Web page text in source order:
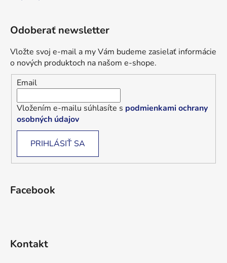
Odoberať newsletter
Vložte svoj e-mail a my Vám budeme zasielať informácie
o nových produktoch na našom e-shope.
Email
Vložením e-mailu súhlasíte s podmienkami ochrany
osobných údajov
PRIHLÁSIŤ SA
Facebook
Kontakt